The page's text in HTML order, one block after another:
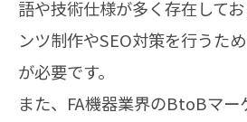
語や技術仕様が多く存在して
ンツ制作やSEO対策を行うた
が必要です。
また、FA機器業界のBtoBマー